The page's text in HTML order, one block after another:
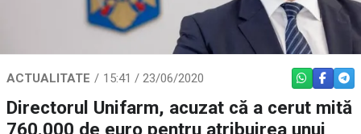
ACTUALITATE 15:41 / 23/06/2020 WHATSAPP
Directorul Unifarm, acuzat că a cerut mită